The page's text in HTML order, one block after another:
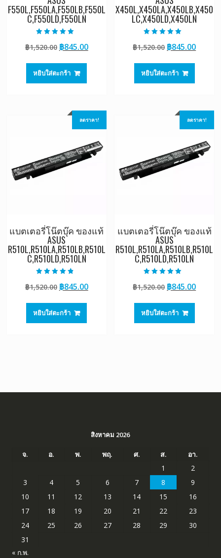
F550L,F550LA,F550LB,F550L
C,F550LD,F550LN
5.00
ตั้งแต่ 1-5
฿1,520.00 Original
was:
฿1,520.00.
฿845.00Current
หยิบใส่ตะกร้า
X450L,X450LA,X450LB,X450
LC,X450LD,X450LN
5.00
ตั้งแต่ 1-5
฿1,520.00 Original
was:
฿1,520.00.
฿845.00
หยิบใส่ตะกร้า
ลดราคา!
แบตเตอรี่โน๊ตบุ๊ค ของแท้
ASUS
R510L,R510LA,R510LB,R510L
C,R510LD,R510LN
4.50
ตั้งแต่ 1-5
฿1,520.00 Original
was:
฿1,520.00.
฿845.00Current
หยิบใส่ตะกร้า
ลดราคา!
แบตเตอรี่โน๊ตบุ๊ค ของแท้
ASUS
R510L,R510LA,R510LB,R510L
C,R510LD,R510LN
5.00
ตั้งแต่ 1-5
฿1,520.00 Original
was:
฿1,520.00.
฿845.00
หยิบใส่ตะกร้า
สิงหาคม 2026
จ. อ. พ. พฤ. ศ. ส.
อา.
1
2
3
4 5 6 7 8
9
10
11 12 13 14 15
16
17
18 19 20 21 22
23
24
25 26 27 28 29
30
31
« ก.พ.